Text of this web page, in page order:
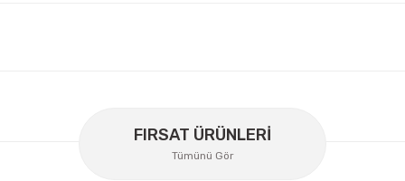
Bu ürüne ilk yorumu siz yapın!
FIRSAT ÜRÜNLERİ
Tümünü Gör